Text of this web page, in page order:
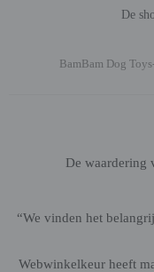
De
BamBam Dog
De waardering
“We vinden het
Webwinkelkeur heeft